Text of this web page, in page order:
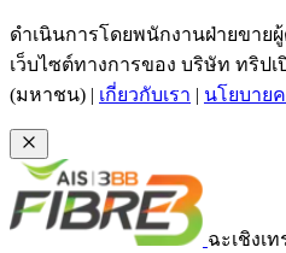
ข้ามไปเนื้อหาหลัก
ดำเนินการโดยพนักงานฝ่ายขาย
เว็บไซต์ทางการของ บริษัท ทริป
(มหาชน) | เกี่ยวกับเรา | นโยบาย
ฉะเชิงเท